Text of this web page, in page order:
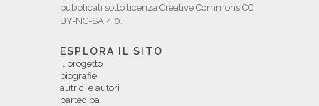
pubblicati sotto licenza Creative Commons CC
BY-NC-SA 4.0.
ESPLORA IL SITO
il progetto
biografie
autrici e autori
partecipa